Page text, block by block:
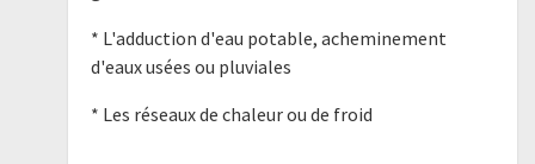
* L'adduction d'eau potable, acheminement
d'eaux usées ou pluviales
* Les réseaux de chaleur ou de froid